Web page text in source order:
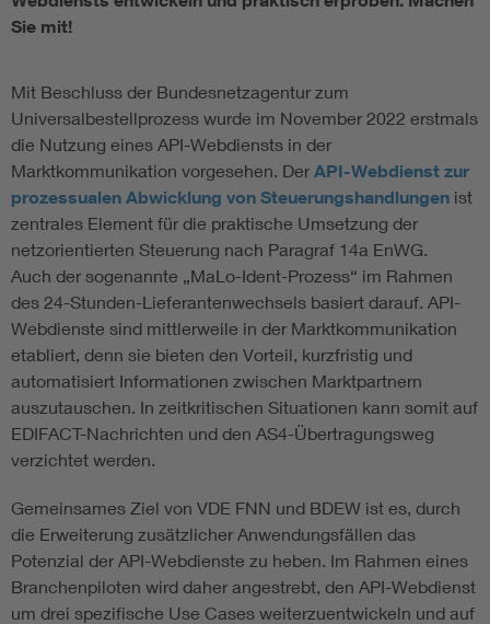
Umwelt- und Naturschutz
Regelsetzung
Sie mit!
Mit Beschluss der Bundesnetzagentur zum
Universalbestellprozess wurde im November 2022 erstmals
die Nutzung eines API-Webdiensts in der
Marktkommunikation vorgesehen. DerAPI-Webdienst zur
prozessualen Abwicklung von Steuerungshandlungen ist
zentrales Element für die praktische Umsetzung der
netzorientierten Steuerung nach Paragraf 14a EnWG.
Auch der sogenannte „MaLo-Ident-Prozess“ im Rahmen
des 24-Stunden-Lieferantenwechsels basiert darauf. API-
Webdienste sind mittlerweile in der Marktkommunikation
etabliert, denn sie bieten den Vorteil, kurzfristig und
automatisiert Informationen zwischen Marktpartnern
auszutauschen. In zeitkritischen Situationen kann somit auf
EDIFACT-Nachrichten und den AS4-Übertragungsweg
verzichtet werden.
Gemeinsames Ziel von VDE FNN und BDEW ist es, durch
die Erweiterung zusätzlicher Anwendungsfällen das
Potenzial der API-Webdienste zu heben. Im Rahmen eines
Branchenpiloten wird daher angestrebt, den API-Webdienst
um drei spezifische Use Cases weiterzuentwickeln und auf